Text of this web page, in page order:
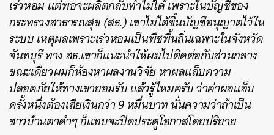
เร่วหอม แต่พอจะผลิตกลับทำไม่ได้ เพราะในบัญชีของ
กระทรวงสาธารณสุข (สธ.) เขาไม่ได้ขึ้นบัญชีอนุญาตไว้ใน
ระบบ เหตุผลเพราะเร่วหอมเป็นพืชพื้นถิ่นเฉพาะในจังหวัด
จันทบุรี ทาง สธ.เขาก็แนะนำให้ผมไปติดต่อกับส่วนกลาง
ขณะเดียวผมก็ห้องหาผลงานวิจัย หาผลแล็บความ
ปลอดภัยให้ทางเขายอมรับ แล้วรู้ไหมครับ ว่าค่าผลแล็บ
ครั้งหนึ่งต้องเสียเงินกว่า 9 หมื่นบาท นั่นความว่าถ้าเป็น
ชาวบ้านตาดำๆ ก็แทบจะปิดประตูโอกาสโดยปริยาย